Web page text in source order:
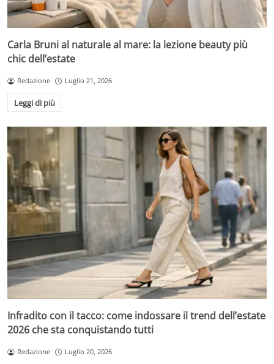
Carla Bruni al naturale al mare: la lezione beauty più
chic dell’estate
Redazione Luglio 21, 2026
Leggi di più
Infradito con il tacco: come indossare il trend dell’estate
2026 che sta conquistando tutti
Redazione Luglio 20, 2026